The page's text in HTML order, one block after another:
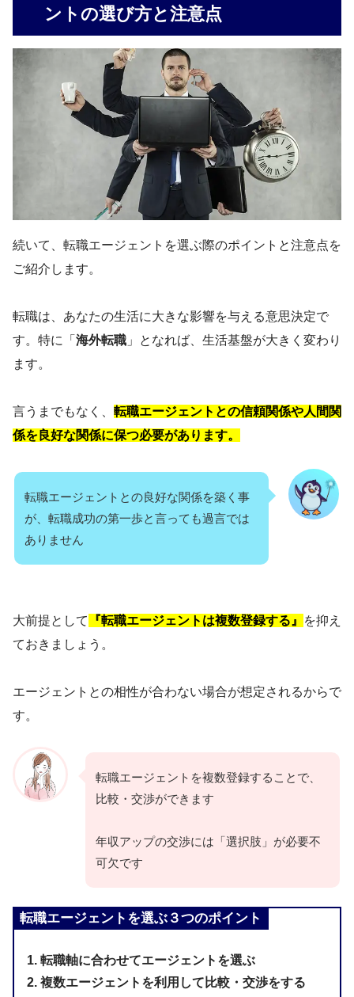
ントの選び方と注意点
続いて、転職エージェントを選ぶ際のポイントと注意点を
ご紹介します。
転職は、あなたの生活に大きな影響を与える意思決定で
す。特に「 海外転職 」となれば、生活基盤が大きく変わり
ます。
言うまでもなく、 転職エージェントとの信頼関係や人間関
係を良好な関係に保つ必要があります。
転職エージェントとの良好な関係を築く事
が、転職成功の第一歩と言っても過言では
ありません
大前提として 『転職エージェントは複数登録する』
を抑え
ておきましょう。
エージェントとの相性が合わない場合が想定されるからで
す。
転職エージェントを複数登録することで、
比較・交渉ができます
年収アップの交渉には「選択肢」が必要不
可欠です
転職エージェントを選ぶ３つのポイント
1. 転職軸に合わせてエージェントを選ぶ
2. 複数エージェントを利用して比較・交渉をする